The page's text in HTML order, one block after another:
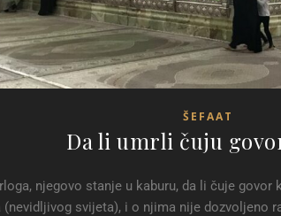
ŠEFAAT
Da li umrli čuju
njegovo stanje u kaburu, da li čuje
svijeta), i o njima nije dozvoljeno